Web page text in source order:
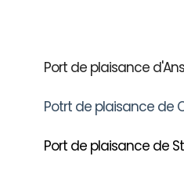
Port de plaisance
Potrt de plaisance de
Port de plaisance de